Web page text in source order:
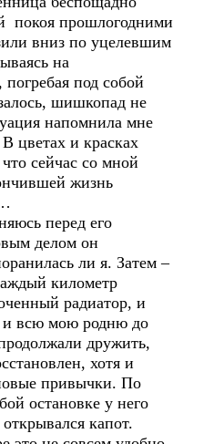
покоя прошлогодними
вниз по уцелевшим
на
под собой
шишкопад не
напомнила мне
цветах и красках
сейчас со мной
жизнь
перед его
делом он
ли я. Затем –
километр
радиатор, и
и всю мою родню до
дружить,
хотя и
привычки. По
остановке у него
капот.